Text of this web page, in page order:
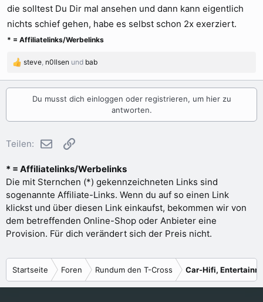
die solltest Du Dir mal ansehen und dann kann eigentlich
nichts schief gehen, habe es selbst schon 2x exerziert.
* = Affiliatelinks/Werbelinks
R
a
i
n
:
steve, n0llsen und bab
Du musst dich einloggen oder registrieren, um hier zu
antworten.
Teilen: E-MailLink
* = Affiliatelinks/Werbelinks
Die mit Sternchen (*) gekennzeichneten Links sind
sogenannte Affiliate-Links. Wenn du auf so einen Link
klickst und über diesen Link einkaufst, bekommen wir von
dem betreffenden Online-Shop oder Anbieter eine
Provision. Für dich verändert sich der Preis nicht.
Startseite Foren Rundum den T-Cross Car-Hifi,